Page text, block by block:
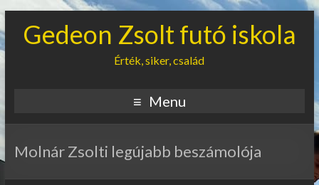
Gedeon Zsolt futó iskola
Érték, siker, család
Menu
Molnár Zsolti legújabb beszámolója